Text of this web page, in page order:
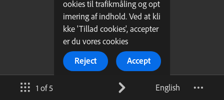
ookies til trafikmåling og opt
imering af indhold. Ved at kli
kke 'Tillad cookies', accepter
er du vores cookies
Reject
Accept
1 of 5 English